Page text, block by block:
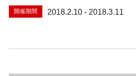
開催期間 2018.2.10 - 2018.3.11